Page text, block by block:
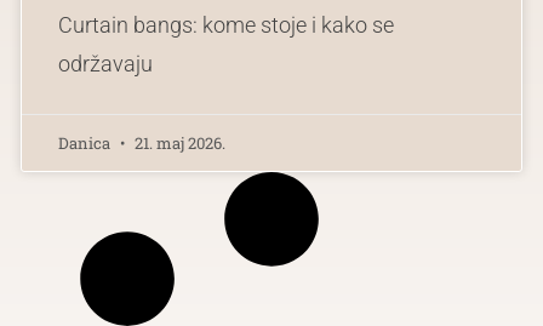
Curtain bangs: kome stoje i kako se
održavaju
Danica 21. maj 2026.